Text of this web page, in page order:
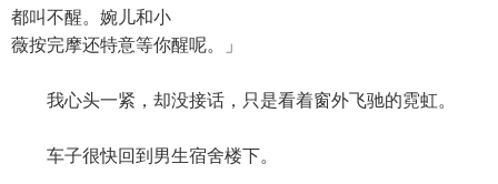
都叫不醒。婉儿和小
薇按完摩还特意等你醒呢。」
我心头一紧，却没接话，只是看着窗外飞驰的霓虹。
车子很快回到男生宿舍楼下。